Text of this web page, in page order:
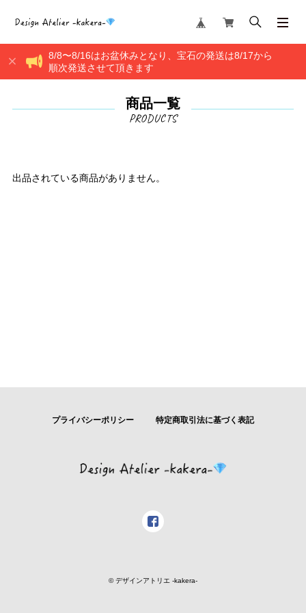
8/8〜8/16はお盆休みとなり、宝石の発送は8/17から
順次発送させて頂きます
商品一覧
出品されている商品がありません。
プライバシーポリシー 特定商取引法に基づく表記
© デザインアトリエ -kakera-